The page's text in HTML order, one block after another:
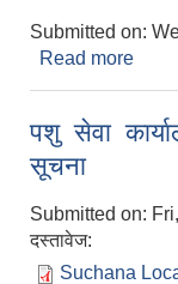
Submitted on:
Read more
पशु सेवा
सूचना
Submitted on:
दस्तावेज:
Suchana